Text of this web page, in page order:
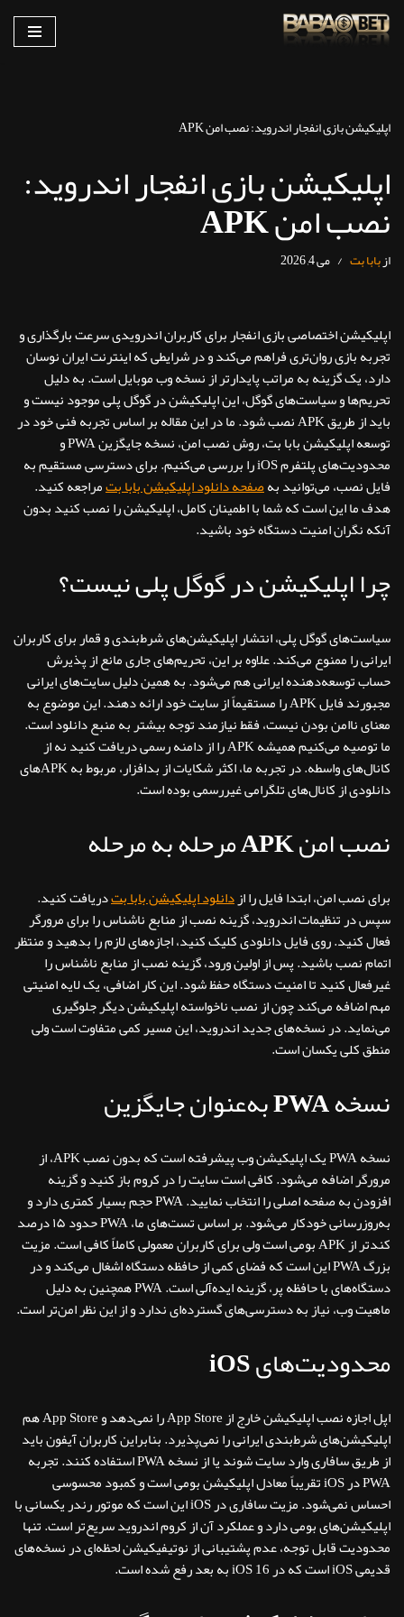
پرش
اپلیکیشن بازی انفجار اندروید: نصب امن APK
اپلیکیشن بازی انفجار اندروید:
نصب امن APK
ازبابا بت می 4, 2026
اپلیکیشن اختصاصی بازی انفجار برای کاربران اندرویدی سرعت بارگذاری و
تجربه بازی روان‌تری فراهم می‌کند و در شرایطی که اینترنت ایران نوسان
دارد، یک گزینه به مراتب پایدارتر از نسخه وب موبایل است. به دلیل
تحریم‌ها و سیاست‌های گوگل، این اپلیکیشن در گوگل پلی موجود نیست و
باید از طریق APK نصب شود. ما در این مقاله بر اساس تجربه فنی خود در
توسعه اپلیکیشن بابا بت، روش نصب امن، نسخه جایگزین PWA و
محدودیت‌های پلتفرم iOS را بررسی می‌کنیم. برای دسترسی مستقیم به
فایل نصب، می‌توانید بهصفحه دانلود اپلیکیشن بابا بتمراجعه کنید.
هدف ما این است که شما با اطمینان کامل، اپلیکیشن را نصب کنید بدون
آنکه نگران امنیت دستگاه خود باشید.
چرا اپلیکیشن در گوگل پلی نیست؟
سیاست‌های گوگل پلی، انتشار اپلیکیشن‌های شرط‌بندی و قمار برای کاربران
ایرانی را ممنوع می‌کند. علاوه بر این، تحریم‌های جاری مانع از پذیرش
حساب توسعه‌دهنده ایرانی هم می‌شود. به همین دلیل سایت‌های ایرانی
مجبورند فایل APK را مستقیماً از سایت خود ارائه دهند. این موضوع به
معنای ناامن بودن نیست، فقط نیازمند توجه بیشتر به منبع دانلود است.
ما توصیه می‌کنیم همیشه APK را از دامنه رسمی دریافت کنید نه از
کانال‌های واسطه. در تجربه ما، اکثر شکایات از بدافزار، مربوط به APKهای
دانلودی از کانال‌های تلگرامی غیررسمی بوده است.
نصب امن APK مرحله به مرحله
برای نصب امن، ابتدا فایل را ازدانلود اپلیکیشن بابا بتدریافت کنید.
سپس در تنظیمات اندروید، گزینه نصب از منابع ناشناس را برای مرورگر
فعال کنید. روی فایل دانلودی کلیک کنید، اجازه‌های لازم را بدهید و منتظر
اتمام نصب باشید. پس از اولین ورود، گزینه نصب از منابع ناشناس را
غیرفعال کنید تا امنیت دستگاه حفظ شود. این کار اضافی، یک لایه امنیتی
مهم اضافه می‌کند چون از نصب ناخواسته اپلیکیشن دیگر جلوگیری
می‌نماید. در نسخه‌های جدید اندروید، این مسیر کمی متفاوت است ولی
منطق کلی یکسان است.
نسخه PWA به‌عنوان جایگزین
نسخه PWA یک اپلیکیشن وب پیشرفته است که بدون نصب APK، از
مرورگر اضافه می‌شود. کافی است سایت را در کروم باز کنید و گزینه
افزودن به صفحه اصلی را انتخاب نمایید. PWA حجم بسیار کمتری دارد و
به‌روزرسانی خودکار می‌شود. بر اساس تست‌های ما، PWA حدود ۱۵ درصد
کندتر از APK بومی است ولی برای کاربران معمولی کاملاً کافی است. مزیت
بزرگ PWA این است که فضای کمی از حافظه دستگاه اشغال می‌کند و در
دستگاه‌های با حافظه پر، گزینه ایده‌آلی است. PWA همچنین به دلیل
ماهیت وب، نیاز به دسترسی‌های گسترده‌ای ندارد و از این نظر امن‌تر است.
محدودیت‌های iOS
اپل اجازه نصب اپلیکیشن خارج از App Store را نمی‌دهد و App Store هم
اپلیکیشن‌های شرط‌بندی ایرانی را نمی‌پذیرد. بنابراین کاربران آیفون باید
از طریق سافاری وارد سایت شوند یا از نسخه PWA استفاده کنند. تجربه
PWA در iOS تقریباً معادل اپلیکیشن بومی است و کمبود محسوسی
احساس نمی‌شود. مزیت سافاری در iOS این است که موتور رندر یکسانی با
اپلیکیشن‌های بومی دارد و عملکرد آن از کروم اندروید سریع‌تر است. تنها
محدودیت قابل توجه، عدم پشتیبانی از نوتیفیکیشن لحظه‌ای در نسخه‌های
قدیمی iOS است که در iOS 16 به بعد رفع شده است.